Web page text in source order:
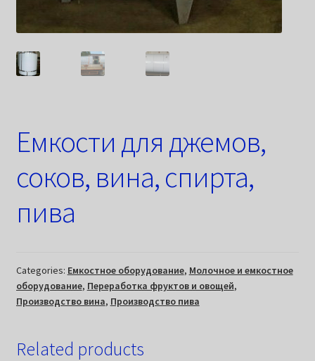
Емкости для джемов,
соков, вина, спирта,
пива
Categories: Емкостное оборудование, Молочное и емкостное
оборудование, Переработка фруктов и овощей,
Производство вина, Производство пива
Related products